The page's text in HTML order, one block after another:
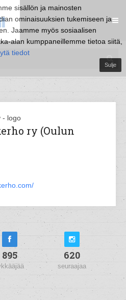
sisällön ja mainosten
ominaisuuksien tukemiseen ja
Jaamme myös sosiaalisen
alan kumppaneillemme tietoa siitä,
tiedot
Sulje
ry (Oulun
895 620
seuraajaa